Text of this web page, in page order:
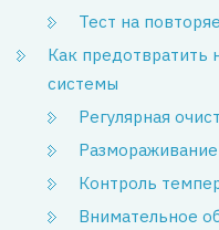
Тест на
Как предотвратить
системы
Регулярная
Контроль
Внимательное